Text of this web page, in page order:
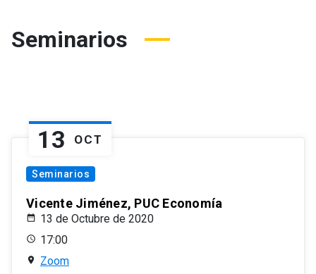
Seminarios
13 OCT
Seminarios
Vicente Jiménez, PUC Economía
13 de Octubre de 2020
17:00
Zoom